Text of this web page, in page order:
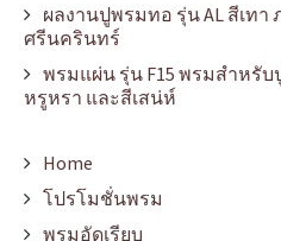
ผลงานปูพรมทอ รุ่น AL สีเท
ศรีนครินทร์
พรมแผ่น รุ่น F15 พรมสำหรั
หรูหรา และสีเสน่ห์
Home
โปรโมชั่นพรม
พรมอัดเรียบ